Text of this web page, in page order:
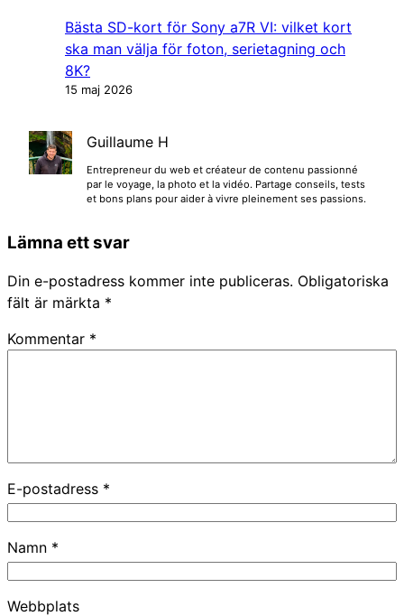
Bästa SD-kort för Sony a7R VI: vilket kort
ska man välja för foton, serietagning och
8K?
15 maj 2026
Guillaume H
Entrepreneur du web et créateur de contenu passionné
par le voyage, la photo et la vidéo. Partage conseils, tests
et bons plans pour aider à vivre pleinement ses passions.
Lämna ett svar
Din e-postadress kommer inte publiceras. Obligatoriska
fält är märkta *
Kommentar *
E-postadress *
Namn *
Webbplats